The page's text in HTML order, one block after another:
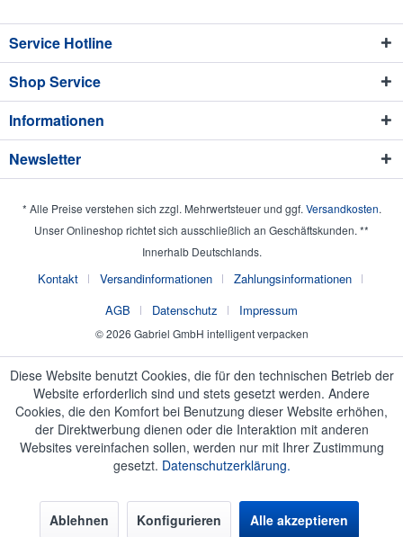
Service Hotline
Shop Service
Informationen
Newsletter
* Alle Preise verstehen sich zzgl. Mehrwertsteuer und ggf. Versandkosten.
Unser Onlineshop richtet sich ausschließlich an Geschäftskunden. **
Innerhalb Deutschlands.
Kontakt Versandinformationen
Zahlungsinformationen
AGB
Datenschutz Impressum
© 2026 Gabriel GmbH intelligent verpacken
Diese Website benutzt Cookies, die für den technischen Betrieb der
Website erforderlich sind und stets gesetzt werden. Andere
Cookies, die den Komfort bei Benutzung dieser Website erhöhen,
der Direktwerbung dienen oder die Interaktion mit anderen
Websites vereinfachen sollen, werden nur mit Ihrer Zustimmung
gesetzt. Datenschutzerklärung.
Ablehnen Konfigurieren Alle akzeptieren